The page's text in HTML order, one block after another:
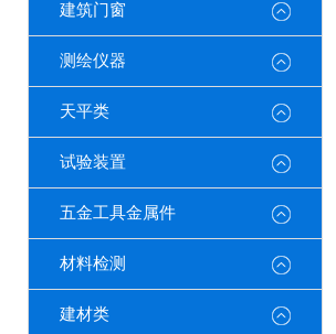
建筑门窗
测绘仪器
天平类
试验装置
五金工具金属件
材料检测
建材类